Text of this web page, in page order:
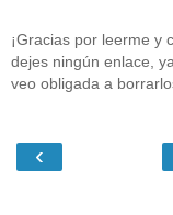
¡Gracias por leerme y
dejes ningún enlace,
veo obligada a
‹